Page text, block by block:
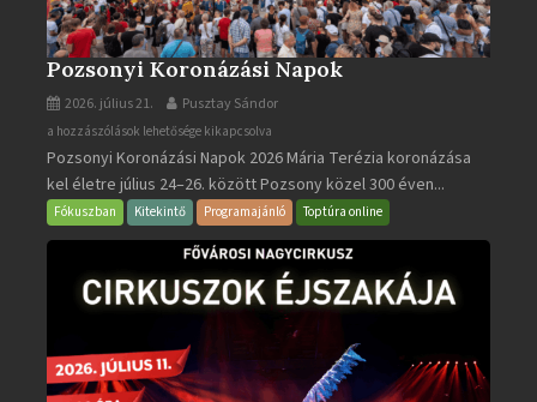
Pozsonyi Koronázási Napok
2026. július 21. Pusztay Sándor
Pozsonyi
Koronázási
Napok
bejegyzéshez
a hozzászólások lehetősége kikapcsolva
Pozsonyi Koronázási Napok 2026 Mária Terézia koronázása
kel életre július 24–26. között Pozsony közel 300 éven...
Fókuszban Kitekintő Programajánló Toptúra online